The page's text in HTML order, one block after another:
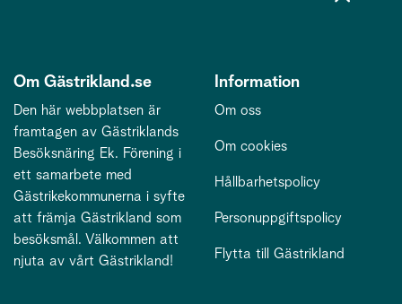
Om Gästrikland.se
Den här webbplatsen är
framtagen av Gästriklands
Besöksnäring Ek. Förening i
ett samarbete med
Gästrikekommunerna i syfte
att främja Gästrikland som
besöksmål. Välkommen att
njuta av vårt Gästrikland!
Information
Om oss
Om cookies
Hållbarhetspolicy
Personuppgiftspolicy
Flytta till Gästrikland